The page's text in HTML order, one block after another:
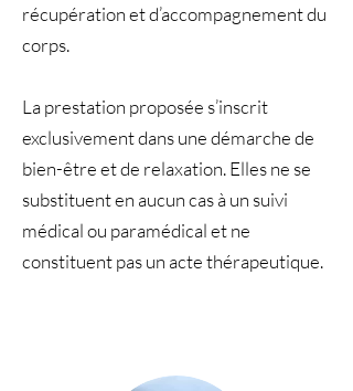
récupération et d’accompagnement du
corps.
La prestation proposée s’inscrit
exclusivement dans une démarche de
bien-être et de relaxation. Elles ne se
substituent en aucun cas à un suivi
médical ou paramédical et ne
constituent pas un acte thérapeutique.